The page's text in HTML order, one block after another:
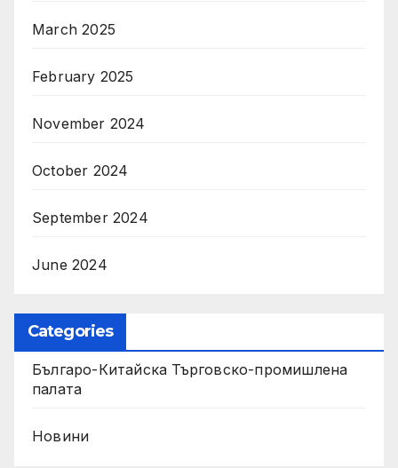
March 2025
February 2025
November 2024
October 2024
September 2024
June 2024
Categories
Българо-Китайска Търговско-промишлена
палaта
Новини